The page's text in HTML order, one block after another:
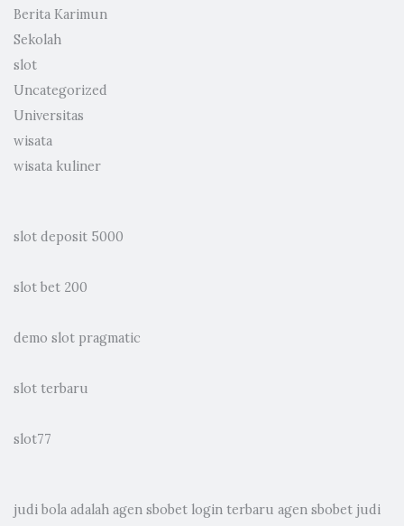
Berita Karimun
Sekolah
slot
Uncategorized
Universitas
wisata
wisata kuliner
slot deposit 5000
slot bet 200
demo slot pragmatic
slot terbaru
slot77
judi bola adalah agen sbobet login terbaru agen sbobet judi